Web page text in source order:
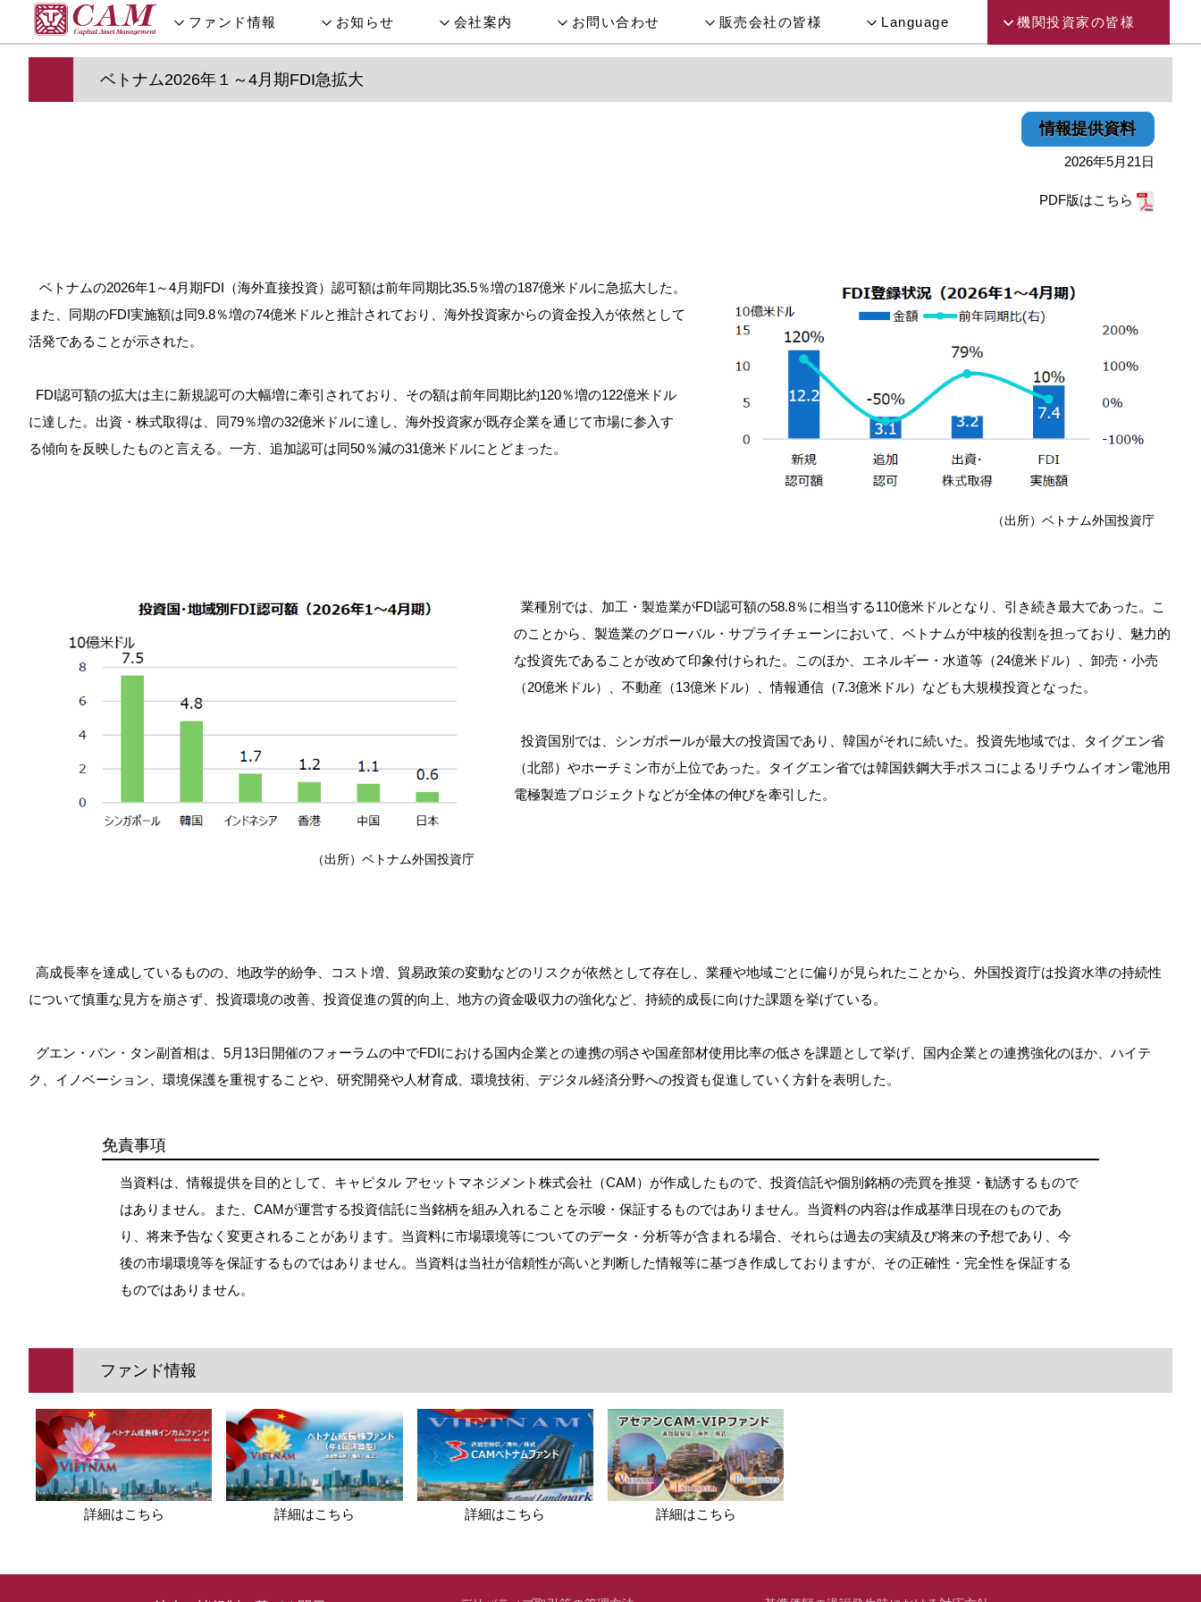
ファンド情報 お知らせ 会社案内 お問い合わせ 販売会社の皆様 Language 機関投資家の皆様
ベトナム2026年１～4月期FDI急拡大
情報提供資料
2026年5月21日
PDF版はこちら
ベトナムの2026年1～4月期FDI（海外直接投資）認可額は前年同期比35.5％増の187億米ドルに急拡大した。
また、同期のFDI実施額は同9.8％増の74億米ドルと推計されており、海外投資家からの資金投入が依然として
活発であることが示された。
FDI認可額の拡大は主に新規認可の大幅増に牽引されており、その額は前年同期比約120％増の122億米ドル
に達した。出資・株式取得は、同79％増の32億米ドルに達し、海外投資家が既存企業を通じて市場に参入す
る傾向を反映したものと言える。一方、追加認可は同50％減の31億米ドルにとどまった。
（出所）ベトナム外国投資庁
（出所）ベトナム外国投資庁
業種別では、加工・製造業がFDI認可額の58.8％に相当する110億米ドルとなり、引き続き最大であった。こ
のことから、製造業のグローバル・サプライチェーンにおいて、ベトナムが中核的役割を担っており、魅力的
な投資先であることが改めて印象付けられた。このほか、エネルギー・水道等（24億米ドル）、卸売・小売
（20億米ドル）、不動産（13億米ドル）、情報通信（7.3億米ドル）なども大規模投資となった。
投資国別では、シンガポールが最大の投資国であり、韓国がそれに続いた。投資先地域では、タイグエン省
（北部）やホーチミン市が上位であった。タイグエン省では韓国鉄鋼大手ポスコによるリチウムイオン電池用
電極製造プロジェクトなどが全体の伸びを牽引した。
高成長率を達成しているものの、地政学的紛争、コスト増、貿易政策の変動などのリスクが依然として存在し、業種や地域ごとに偏りが見られたことから、外国投資庁は投資水準の持続性
について慎重な見方を崩さず、投資環境の改善、投資促進の質的向上、地方の資金吸収力の強化など、持続的成長に向けた課題を挙げている。
グエン・バン・タン副首相は、5月13日開催のフォーラムの中でFDIにおける国内企業との連携の弱さや国産部材使用比率の低さを課題として挙げ、国内企業との連携強化のほか、ハイテ
ク、イノベーション、環境保護を重視することや、研究開発や人材育成、環境技術、デジタル経済分野への投資も促進していく方針を表明した。
免責事項
当資料は、情報提供を目的として、キャピタル アセットマネジメント株式会社（CAM）が作成したもので、投資信託や個別銘柄の売買を推奨・勧誘するもので
はありません。また、CAMが運営する投資信託に当銘柄を組み入れることを示唆・保証するものではありません。当資料の内容は作成基準日現在のものであ
り、将来予告なく変更されることがあります。当資料に市場環境等についてのデータ・分析等が含まれる場合、それらは過去の実績及び将来の予想であり、今
後の市場環境等を保証するものではありません。当資料は当社が信頼性が高いと判断した情報等に基づき作成しておりますが、その正確性・完全性を保証する
ものではありません。
ファンド情報
詳細はこちら 詳細はこちら 詳細はこちら 詳細はこちら